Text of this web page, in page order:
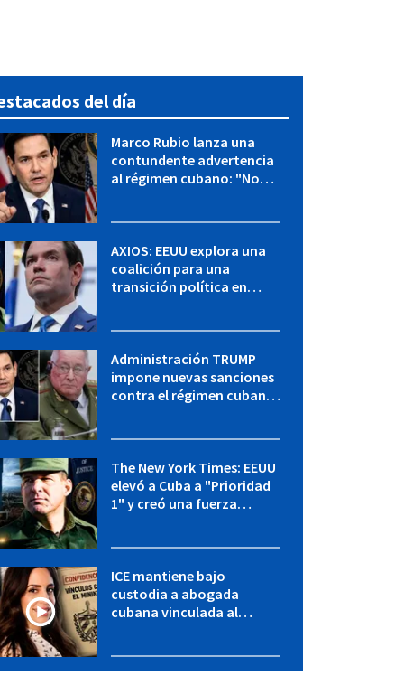
del día
Marco Rubio lanza una
contundente advertencia
al régimen cubano: "No
AXIOS: EEUU explora una
coalición para una
transición política en
Administración TRUMP
impone nuevas sanciones
contra el régimen cubano:
The New York Times: EEUU
elevó a Cuba a "Prioridad
1" y creó una fuerza
ICE mantiene bajo
custodia a abogada
cubana vinculada al